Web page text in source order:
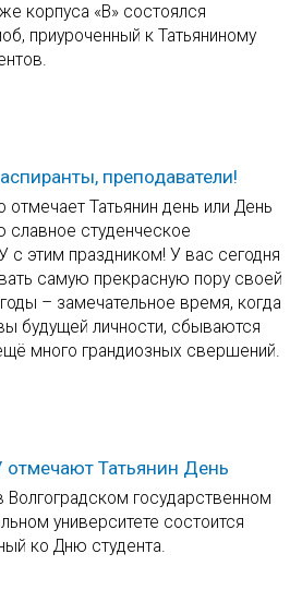
корпуса «В» состоялся
приуроченный к Татьяниному
преподаватели!
отмечает Татьянин день или День
славное студенческое
с этим праздником! У вас сегодня
самую прекрасную пору своей
– замечательное время, когда
будущей личности, сбываются
много грандиозных свершений.
отмечают Татьянин День
Волгоградском государственном
университете состоится
ко Дню студента.